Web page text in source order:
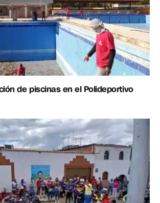
de piscinas en el Polideportivo